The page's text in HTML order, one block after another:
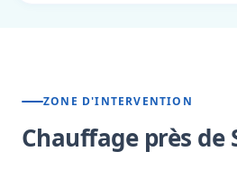
ZONE D'INTERVENTION
Chauffage près de